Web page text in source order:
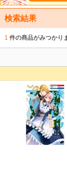
検索結果
1 件の商品がみつかり